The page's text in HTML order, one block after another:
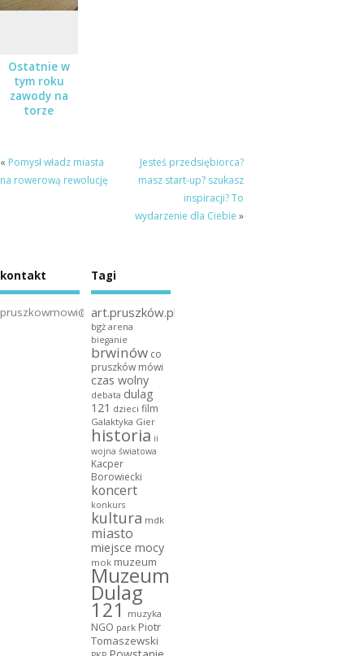
Ostatnie w
tym roku
zawody na
torze
« Pomysł władz miasta
na rowerową rewolucję
Jesteś przedsiębiorca?
masz start-up? szukasz
inspiracji? To
wydarzenie dla Ciebie »
kontakt
pruszkowmowi@gmail.com
Tagi
art.pruszków.pl
bgż arena
bieganie
brwinów co
pruszków mówi
czas wolny
debata dulag
121 dzieci film
Galaktyka Gier
historia ii
wojna światowa
Kacper
Borowiecki
koncert
konkurs
kultura mdk
miasto
miejsce mocy
mok muzeum
Muzeum
Dulag
121 muzyka
NGO park Piotr
Tomaszewski